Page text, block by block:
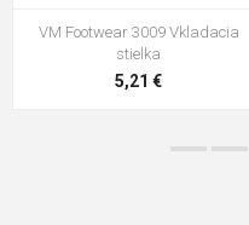
VM Footwear 3100 Šnúrky okrúhle
0,83 €